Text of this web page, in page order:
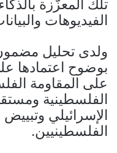
الفيديوهات
ولدى تحليل
بوضوح اعتمادها
على المقاومة
الفلسطينية
الإسرائيلي
الفلسطينيين.